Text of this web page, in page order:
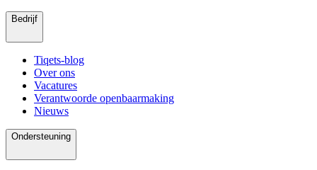
Bedrijf
Tiqets-blog
Over ons
Vacatures
Verantwoorde openbaarmaking
Nieuws
Ondersteuning